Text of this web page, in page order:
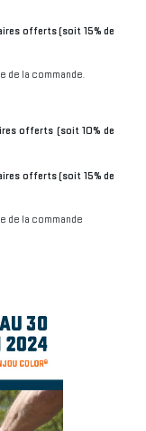
offerts (soit 15% de
de la commande.
offerts (soit 10% de
offerts (soit 15% de
de la commande